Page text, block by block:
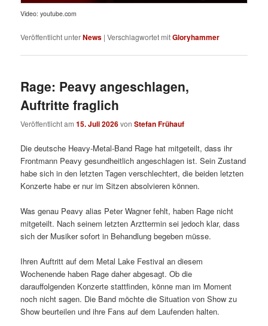
Video: youtube.com
Veröffentlicht unterNews |Verschlagwortet mitGloryhammer
Rage: Peavy angeschlagen,
Auftritte fraglich
Veröffentlicht am15. Juli 2026vonStefan Frühauf
Die deutsche Heavy-Metal-Band Rage hat mitgeteilt, dass ihr
Frontmann Peavy gesundheitlich angeschlagen ist. Sein Zustand
habe sich in den letzten Tagen verschlechtert, die beiden letzten
Konzerte habe er nur im Sitzen absolvieren können.
Was genau Peavy alias Peter Wagner fehlt, haben Rage nicht
mitgeteilt. Nach seinem letzten Arzttermin sei jedoch klar, dass
sich der Musiker sofort in Behandlung begeben müsse.
Ihren Auftritt auf dem Metal Lake Festival an diesem
Wochenende haben Rage daher abgesagt. Ob die
darauffolgenden Konzerte stattfinden, könne man im Moment
noch nicht sagen. Die Band möchte die Situation von Show zu
Show beurteilen und ihre Fans auf dem Laufenden halten.